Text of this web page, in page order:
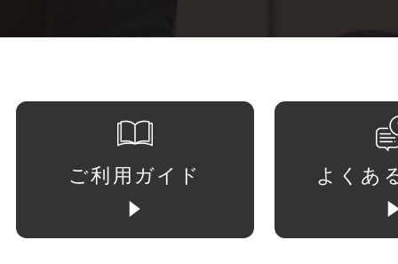
ご利用ガイド よくあ